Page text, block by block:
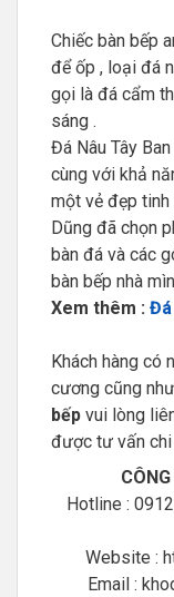
Chiếc bàn bếp
để ốp , loại đá
gọi là đá cẩm
sáng .
Đá Nâu Tây
cùng với khả
một vẻ đẹp tinh
Dũng đã chọn
bàn đá và các
bàn bếp nhà
Xem thêm : Đá
Khách hàng có
cương cũng
bếp vui lòng
được tư vấn
Hotline :
Website :
Email :